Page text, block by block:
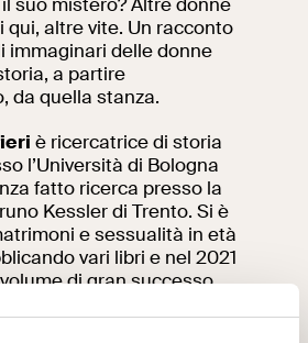
qui, altre vite. Un racconto
immaginari delle donne
a partire
da quella stanza.
è ricercatrice di storia
l’Università di Bologna
fatto ricerca presso la
Kessler di Trento. Si è
e sessualità in età
vari libri e nel 2021
di gran successo